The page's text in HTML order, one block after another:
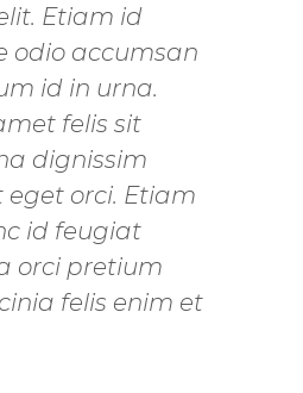
Etiam id
odio accumsan
id in urna.
felis sit
dignissim
orci. Etiam
id feugiat
orci pretium
felis enim et